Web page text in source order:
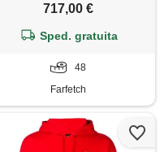
717,00 €
Sped. gratuita
48
Farfetch